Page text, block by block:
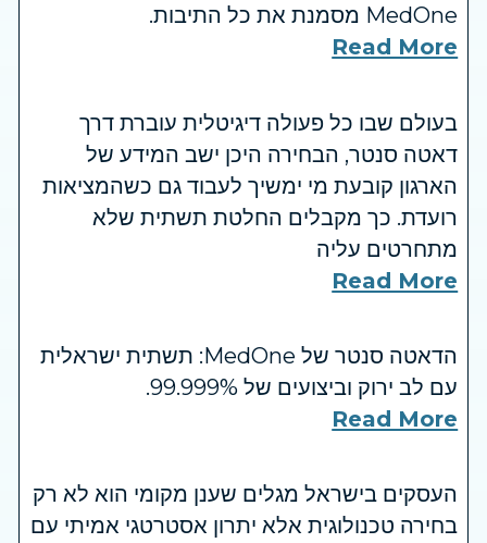
MedOne מסמנת את כל התיבות.
Read More
בעולם שבו כל פעולה דיגיטלית עוברת דרך
דאטה סנטר, הבחירה היכן ישב המידע של
הארגון קובעת מי ימשיך לעבוד גם כשהמציאות
רועדת. כך מקבלים החלטת תשתית שלא
מתחרטים עליה
Read More
הדאטה סנטר של MedOne: תשתית ישראלית
עם לב ירוק וביצועים של 99.999%.
Read More
העסקים בישראל מגלים שענן מקומי הוא לא רק
בחירה טכנולוגית אלא יתרון אסטרטגי אמיתי עם